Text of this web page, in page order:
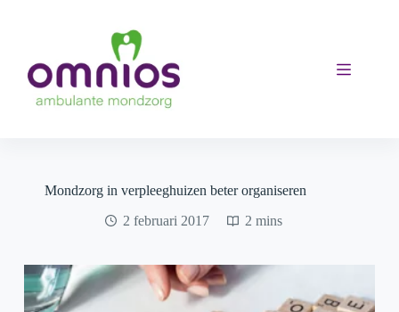
Mondzorg in verpleeghuizen beter organiseren
2 februari 2017
2 mins